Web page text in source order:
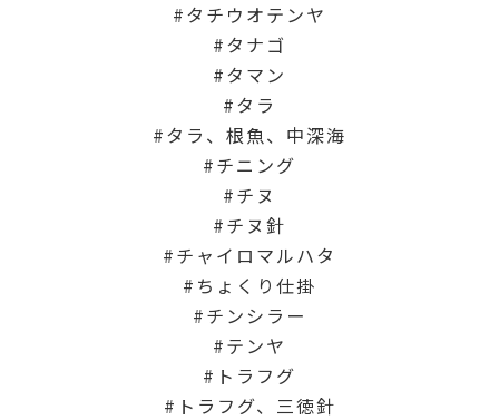
タチウオテンヤ
タナゴ
タマン
タラ
タラ、根魚、中深海
チニング
チヌ
チヌ針
チャイロマルハタ
ちょくり仕掛
チンシラー
テンヤ
トラフグ
トラフグ、三徳針